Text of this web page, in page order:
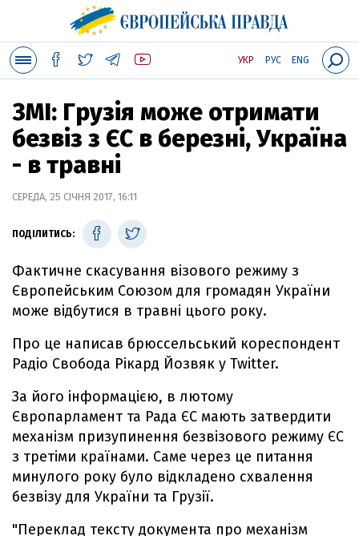
УКР РУС ENG
ЗМІ: Грузія може отримати
безвіз з ЄС в березні, Україна
- в травні
СЕРЕДА, 25 СІЧНЯ 2017, 16:11
ПОДІЛИТИСЬ:
Фактичне скасування візового режиму з
Європейським Союзом для громадян України
може відбутися в травні цього року.
Про це написав брюссельський кореспондент
Радіо Свобода Рікард Йозвяк у Twitter.
За його інформацією, в лютому
Європарламент та Рада ЄС мають затвердити
механізм призупинення безвізового режиму ЄС
з третіми країнами. Саме через це питання
минулого року було відкладено схвалення
безвізу для України та Грузії.
"Переклад тексту документа про механізм